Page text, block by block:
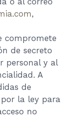
,
compromete
de secreto
personal y al
A
de
la ley para
no